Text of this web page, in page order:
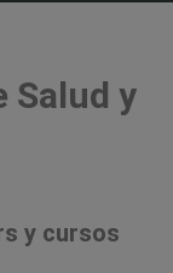
Salud y
y cursos